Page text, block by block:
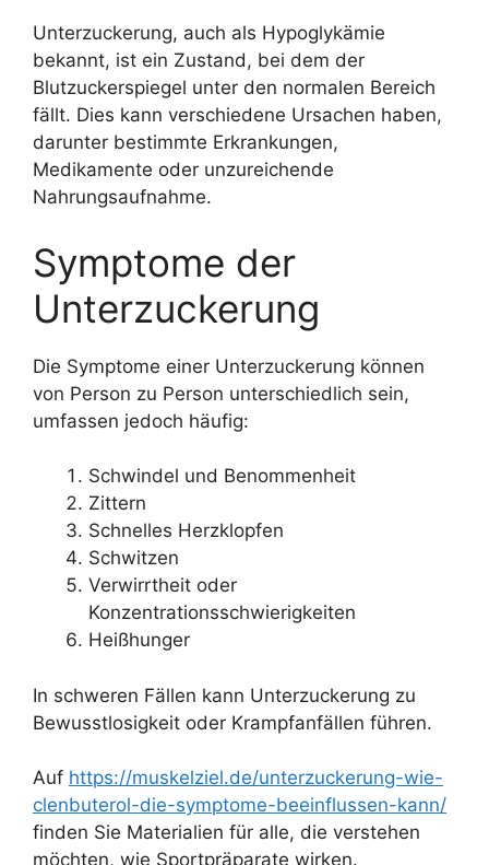
Unterzuckerung, auch als Hypoglykämie
bekannt, ist ein Zustand, bei dem der
Blutzuckerspiegel unter den normalen Bereich
fällt. Dies kann verschiedene Ursachen haben,
darunter bestimmte Erkrankungen,
Medikamente oder unzureichende
Nahrungsaufnahme.
Symptome der
Unterzuckerung
Die Symptome einer Unterzuckerung können
von Person zu Person unterschiedlich sein,
umfassen jedoch häufig:
Schwindel und Benommenheit
Zittern
Schnelles Herzklopfen
Schwitzen
Verwirrtheit oder
Konzentrationsschwierigkeiten
Heißhunger
In schweren Fällen kann Unterzuckerung zu
Bewusstlosigkeit oder Krampfanfällen führen.
Auf https://muskelziel.de/unterzuckerung-wie-
clenbuterol-die-symptome-beeinflussen-kann/
finden Sie Materialien für alle, die verstehen
möchten, wie Sportpräparate wirken.